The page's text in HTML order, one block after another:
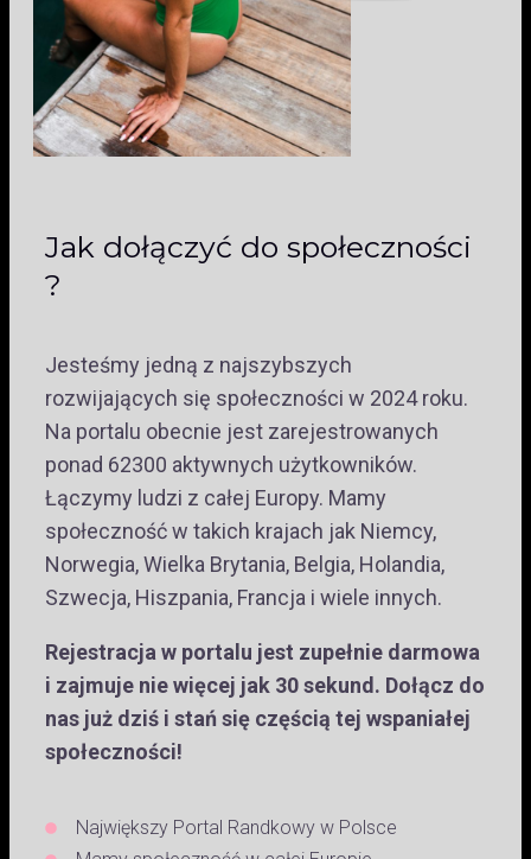
Jak dołączyć do społeczności
?
Jesteśmy jedną z najszybszych
rozwijających się społeczności w 2024 roku.
Na portalu obecnie jest zarejestrowanych
ponad 62300 aktywnych użytkowników.
Łączymy ludzi z całej Europy. Mamy
społeczność w takich krajach jak Niemcy,
Norwegia, Wielka Brytania, Belgia, Holandia,
Szwecja, Hiszpania, Francja i wiele innych.
Rejestracja w portalu jest zupełnie darmowa
i zajmuje nie więcej jak 30 sekund. Dołącz do
nas już dziś i stań się częścią tej wspaniałej
społeczności!
Największy Portal Randkowy w Polsce